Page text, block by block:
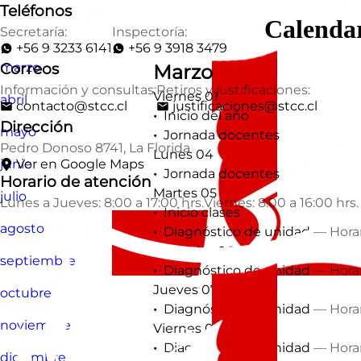
marzo
abril
mayo
junio
julio
agosto
septiembre
octubre
noviembre
diciembre
Marzo
Viernes 01
Inicio del año
Jornada docentes
Lunes 04
Jornada docentes
Martes 05
Inicio clases
Diagnóstico de unidad —
Miércoles 06
Diagnóstico de unidad —
Jueves 07
Diagnóstico de unidad —
Viernes 08
Diagnóstico de unidad —
Teléfonos
Secretaría:
+56 9 3233 6141
Inspectoría:
+56 9 3918 3479
Correos
Información y consultas:
contacto@stcc.cl
Retiros y justificaciones:
justificaciones@stcc.cl
Dirección
Pedro Donoso 8741, La Florida
Ver en Google Maps
Horario de atención
Lunes a Jueves: 8:00 a 17:00 hrs.Viernes: 8:00 a 16:00 hrs.